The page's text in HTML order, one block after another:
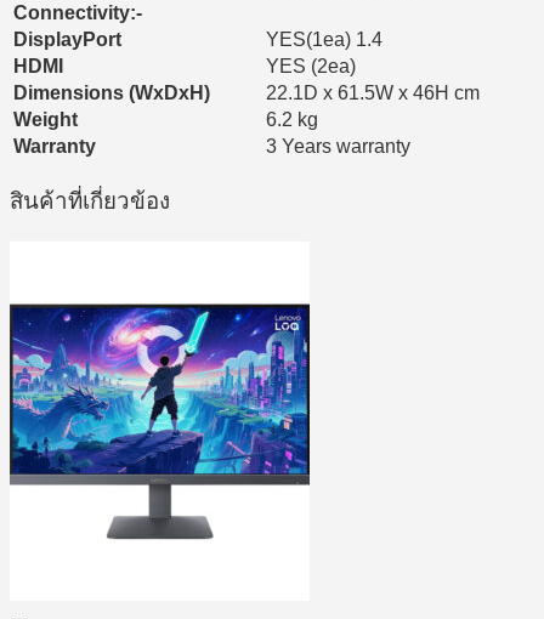
Connectivity:-
DisplayPort
YES(1ea) 1.4
HDMI
YES (2ea)
Dimensions (WxDxH)
22.1D x 61.5W x 46H cm
Weight
6.2 kg
Warranty
3 Years warranty
สินค้าที่เกี่ยวข้อง